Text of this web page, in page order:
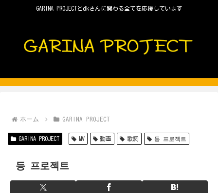
GARINA PROJECTとdkさんに関わる全てを応援しています
ホーム GARINA PROJECT
GARINA PROJECT MV 動画 歌詞 등 프로젝트
등 프로젝트